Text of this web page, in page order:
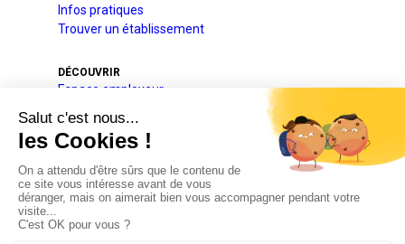
Infos pratiques
Trouver un établissement
DÉCOUVRIR
Espace employeur
Projets pédagogique et éducatif
Qui sommes-nous
Nos partenaires
Actualités